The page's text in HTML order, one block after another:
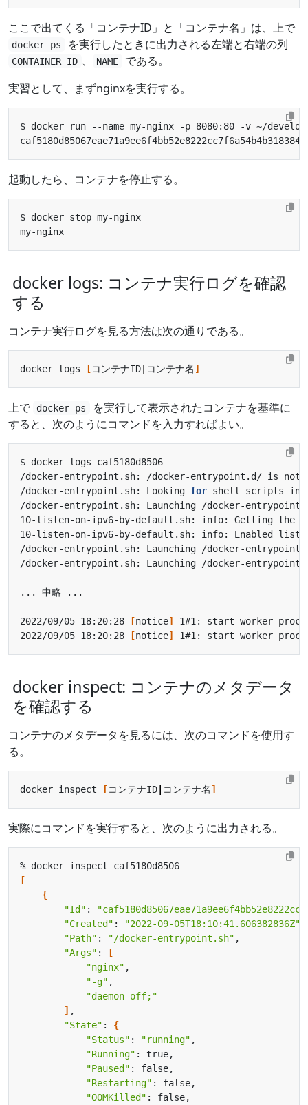
ここで出てくる「コンテナID」と「コンテナ名」は、上で
docker ps を実行したときに出力される左端と右端の列
CONTAINER ID 、 NAME
である。
実習として、まずnginxを実行する。
起動したら、コンテナを停止する。
docker logs: コンテナ実行ログを確認
する
コンテナ実行ログを見る方法は次の通りである。
docker logs [コンテナID コンテナ名 ]
上で docker ps
を実行して表示されたコンテナを基準に
すると、次のようにコマンドを入力すればよい。
/docker-entrypoint.sh: Looking for
2022/09/05 18:20:28 [notice]
1#1: start worker
2022/09/05 18:20:28
[notice] 1#1: start worker
docker inspect: コンテナのメタデータ
を確認する
コンテナのメタデータを見るには、次のコマンドを使用す
る。
docker inspect [コンテナID コンテナ名 ]
実際にコマンドを実行すると、次のように出力される。
[
{
"Id" :
"Created" : "2022-09-05T18:10:41.606382836Z"
"Path" : "/docker-entrypoint.sh"
"Args" :
[
"nginx"
"-g"
"daemon off;"
]
"State" : {
"Status" : "running"
"Running"
"Paused"
"Restarting"
"OOMKilled"